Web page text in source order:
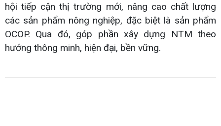
hội tiếp cận thị trường mới, nâng cao chất lượng
các sản phẩm nông nghiệp, đặc biệt là sản phẩm
OCOP. Qua đó, góp phần xây dựng NTM theo
hướng thông minh, hiện đại, bền vững.